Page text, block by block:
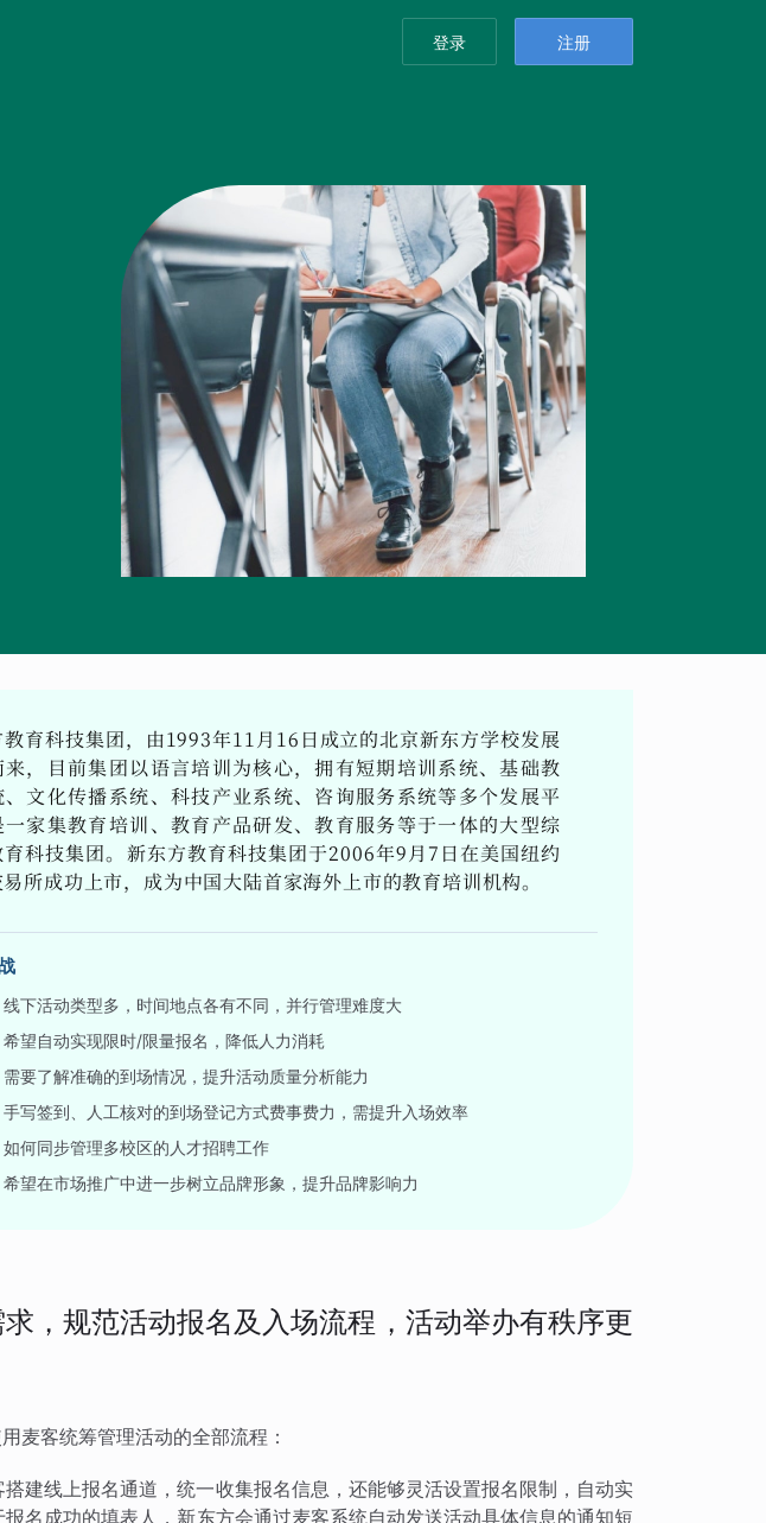
登录 注册
育科技集团，由1993年11月16日成立的北京新东方学校发展
来，目前集团以语言培训为核心，拥有短期培训系统、基础教
、文化传播系统、科技产业系统、咨询服务系统等多个发展平
一家集教育培训、教育产品研发、教育服务等于一体的大型综
科技集团。新东方教育科技集团于2006年9月7日在美国纽约
所成功上市，成为中国大陆首家海外上市的教育培训机构。
线下活动类型多，时间地点各有不同，并行管理难度大
希望自动实现限时/限量报名，降低人力消耗
需要了解准确的到场情况，提升活动质量分析能力
手写签到、人工核对的到场登记方式费事费力，需提升入场效率
如何同步管理多校区的人才招聘工作
希望在市场推广中进一步树立品牌形象，提升品牌影响力
，规范活动报名及入场流程，活动举办有秩序更
麦客统筹管理活动的全部流程：
建线上报名通道，统一收集报名信息，还能够灵活设置报名限制，自动实
名成功的填表人，新东方会通过麦客系统自动发送活动具体信息的通知短